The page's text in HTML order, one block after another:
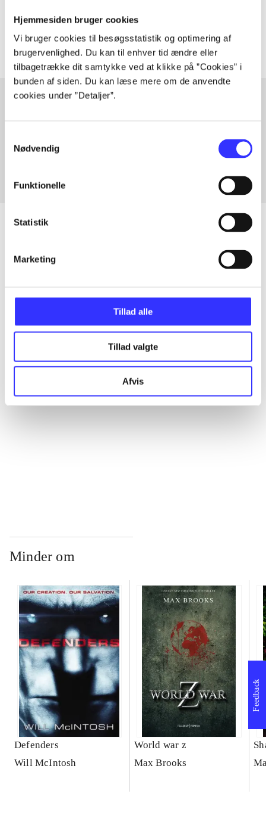
Hjemmesiden bruger cookies
Vi bruger cookies til besøgsstatistik og optimering af
brugervenlighed. Du kan til enhver tid ændre eller
tilbagetrække dit samtykke ved at klikke på ”Cookies” i
bunden af siden. Du kan læse mere om de anvendte
cookies under ”Detaljer”.
Nødvendig
Funktionelle
Statistik
Marketing
Tillad alle
Tillad valgte
Afvis
Artiklerne i handler ofte om
Fra
Artikler
Minder om
Defenders
Will McIntosh
World war z
Max Brooks
Feedback